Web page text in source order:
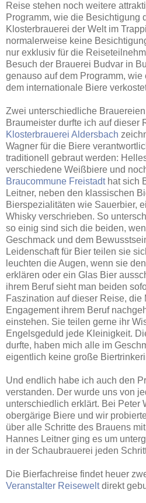
Reise stehen noch weitere
Programm, wie die Besichtigung
Klosterbrauerei der Welt im
normalerweise keine
nur exklusiv für die
Besuch der Brauerei Budvar in
genauso auf dem Programm,
dem internationale Biere
Zwei unterschiedliche
Braumeister durfte ich auf dieser
Klosterbrauerei Aldersbach
Wagner für die Biere
traditionell gebraut werden:
verschiedene Weißbiere und
Braucommune Freistadthat sich
Leitner, neben den klassischen
Bierspezialitäten wie Sauerbier,
Whisky verschrieben. So
so einig sind sich die beiden,
Geschmack und dem
Leidenschaft für Bier teilen sie
leuchten die Augen, wenn sie
erklären oder ein Glas Bier
ihrem Beruf sieht man beiden
Faszination auf dieser Reise, die
Engagement ihrem Beruf
einstehen. Sie teilen gerne ihr
Engelsgeduld jede Kleinigkeit.
durfte, haben mich alle im
eigentlich keine große
Und endlich habe ich auch den
verstanden. Der wurde uns von
unterschiedlich erklärt. Bei Peter
obergärige Biere und wir
über alle Schritte des Brauens
Hannes Leitner ging es um
in der Schaubrauerei jeden
Die Bierfachreise findet heuer
Veranstalter Reiseweltdirekt